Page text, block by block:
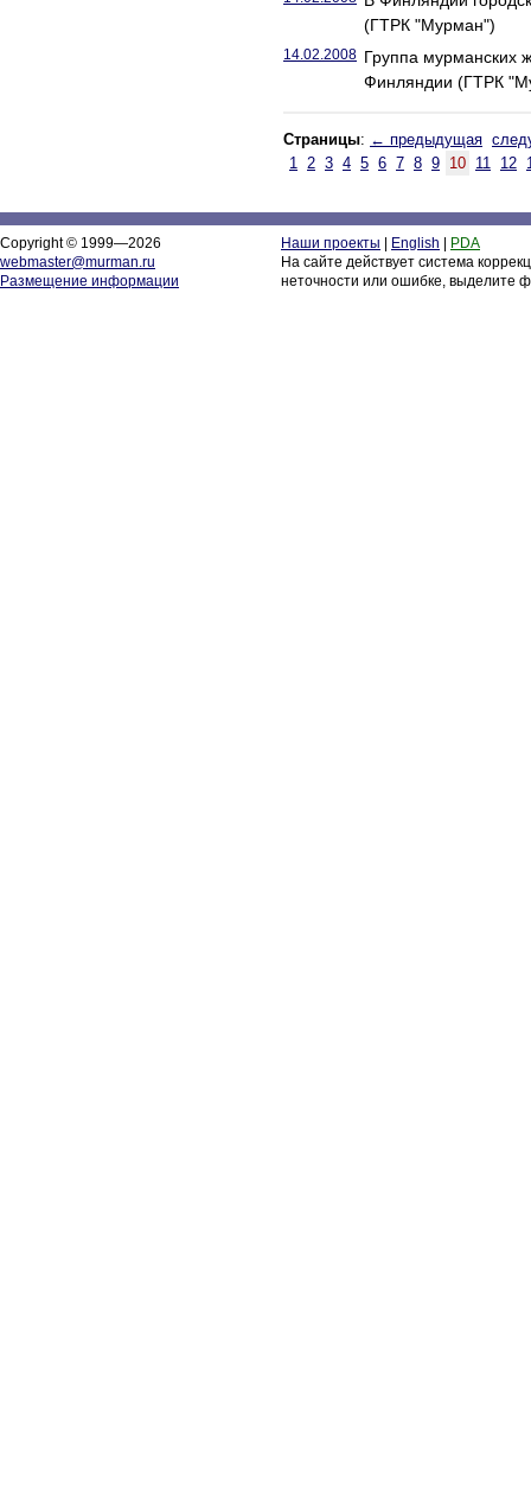
(ГТРК "Мурман")
14.02.2008 Группа мурманских
Финляндии (ГТРК
Страницы: ← предыдущая
1 2 3 4 5 6 7 8 9 10 11 12
Copyright © 1999—2026
webmaster@murman.ru
Размещение информации
Наши проекты English
PDA
На сайте действует система
неточности или ошибке, выделите